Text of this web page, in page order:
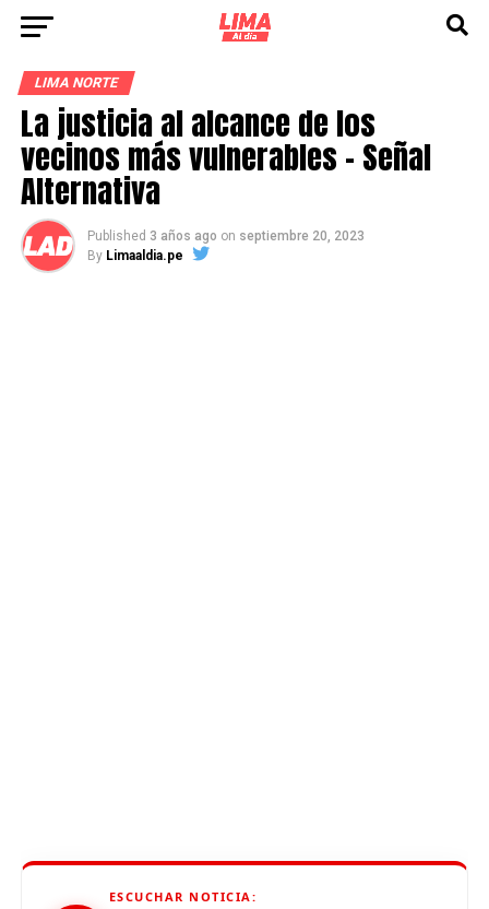
LIMA NORTE
La justicia al alcance de los
vecinos más vulnerables – Señal
Alternativa
Published 3 años ago on septiembre 20, 2023
By Limaaldia.pe
ESCUCHAR NOTICIA: